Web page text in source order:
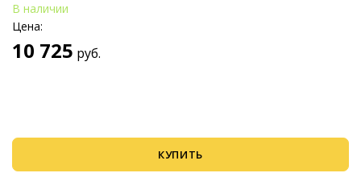
В наличии
Цена:
10 725 руб.
КУПИТЬ